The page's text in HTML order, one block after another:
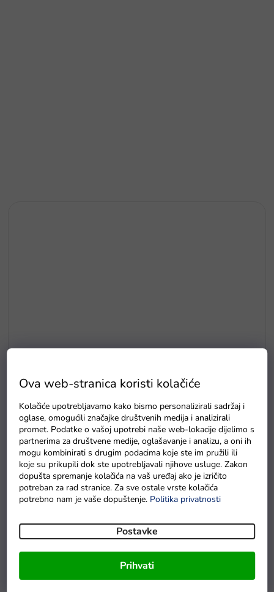
Ova web-stranica koristi kolačiće
Kolačiće upotrebljavamo kako bismo personalizirali sadržaj i
oglase, omogućili značajke društvenih medija i analizirali
promet. Podatke o vašoj upotrebi naše web-lokacije dijelimo s
partnerima za društvene medije, oglašavanje i analizu, a oni ih
mogu kombinirati s drugim podacima koje ste im pružili ili
koje su prikupili dok ste upotrebljavali njihove usluge. Zakon
dopušta spremanje kolačića na vaš uređaj ako je izričito
potreban za rad stranice. Za sve ostale vrste kolačića
potrebno nam je vaše dopuštenje. Politika privatnosti
Postavke
Prihvati
Drvene puzzle s brojevima magnetna šipka i ribice
Na zalihama